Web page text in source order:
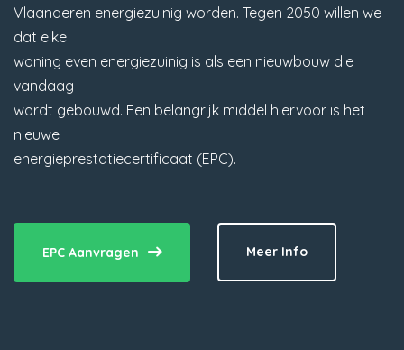
Vlaanderen energiezuinig worden. Tegen 2050 willen we
dat elke
woning even energiezuinig is als een nieuwbouw die
vandaag
wordt gebouwd. Een belangrijk middel hiervoor is het
nieuwe
energieprestatiecertificaat (EPC).
EPC Aanvragen Meer Info